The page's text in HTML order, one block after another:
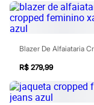
Maiôs
Saídas de praia
Personagens
Blusas e Camisetas
Calças
Casacos e Jaquetas
Jeans
Moda esportiva
R$ 279,99